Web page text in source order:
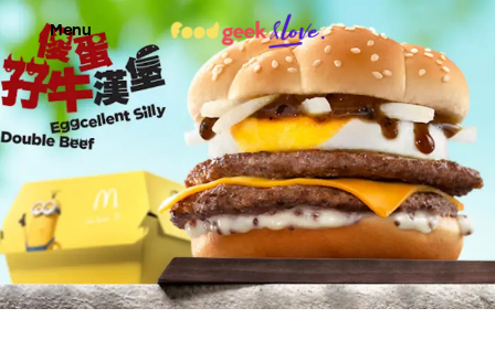
Menu
Food’News
Food’Com
Food’Art